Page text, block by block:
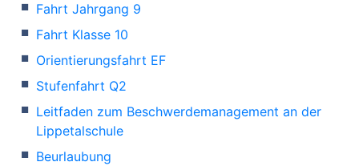
Fahrt Jahrgang 9
Fahrt Klasse 10
Orientierungsfahrt EF
Stufenfahrt Q2
Leitfaden zum Beschwerdemanagement an der
Lippetalschule
Beurlaubung